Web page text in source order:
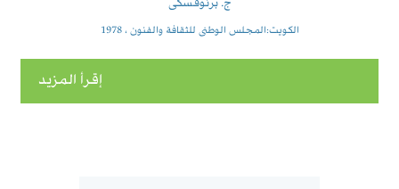
ج. برنوفسكى
الكويت:المجلس الوطنى للثقافة والفنون ، 1978
إقرأ المزيد